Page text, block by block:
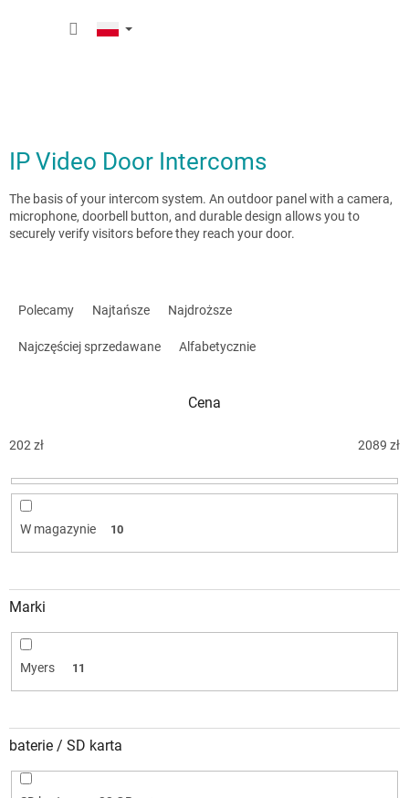
IP Video Door Intercoms
The basis of your intercom system. An outdoor panel with a camera,
microphone, doorbell button, and durable design allows you to
securely verify visitors before they reach your door.
i
p
d
k
t
ó
w
Polecamy Najtańsze Najdroższe
Najczęściej sprzedawane Alfabetycznie
Cena
202 zł 2089 zł
W magazynie 10
Marki
Myers 11
baterie / SD karta